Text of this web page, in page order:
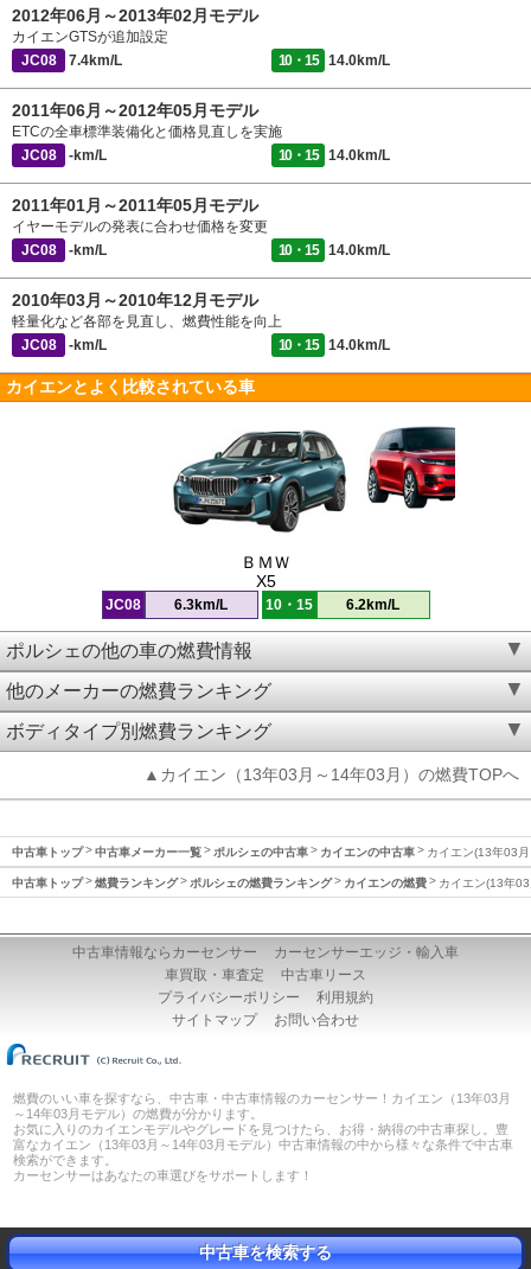
2012年06月～2013年02月モデル
カイエンGTSが追加設定
JC08
7.4km/L 10・15 14.0km/L
2011年06月～2012年05月モデル
ETCの全車標準装備化と価格見直しを実施
JC08
-km/L 10・15 14.0km/L
2011年01月～2011年05月モデル
イヤーモデルの発表に合わせ価格を変更
JC08
-km/L 10・15 14.0km/L
2010年03月～2010年12月モデル
軽量化など各部を見直し、燃費性能を向上
JC08
-km/L 10・15 14.0km/L
カイエンとよく比較されている車
ＢＭＷ
X5
JC08 6.3km/L 10・15 6.2km/L
ポルシェの他の車の燃費情報
他のメーカーの燃費ランキング
ボディタイプ別燃費ランキング
▲カイエン（13年03月～14年03月）の燃費TOPへ
中古車トップ 中古車メーカー一覧 ポルシェの中古車 カイエンの中古車 カイエン(13年03
中古車トップ 燃費ランキング ポルシェの燃費ランキング カイエンの燃費 カイエン(13年
中古車情報ならカーセンサー
カーセンサーエッジ・輸入車
車買取・車査定
中古車リース
プライバシーポリシー
利用規約
サイトマップ
お問い合わせ
燃費のいい車を探すなら、中古車・中古車情報のカーセンサー！カイエン（13年03月
～14年03月モデル）の燃費が分かります。
お気に入りのカイエンモデルやグレードを見つけたら、お得・納得の中古車探し。豊
富なカイエン（13年03月～14年03月モデル）中古車情報の中から様々な条件で中古車
検索ができます。
カーセンサーはあなたの車選びをサポートします！
中古車を検索する